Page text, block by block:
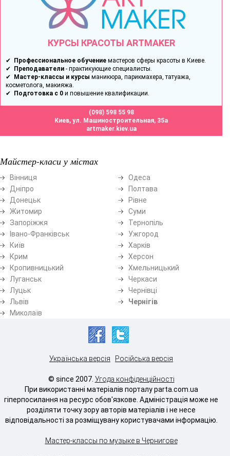
КУРСЫ КРАСОТЫ ARTMAKER
✔ Профессиональное обучение мастеров сферы красоты в Киеве.
✔ Преподаватели - практикующие специалисты.
✔ Мастер-классы и курсы маникюра, парикмахера, татуажа,
косметолога, макияжа.
✔ Подготовка с 0 и повышение квалификации.
(098) 598 55 98
Киев, ул. Машиностроительная, 35а
artmaker.kiev.ua
Майстер-класи у містах
Вінниця
Дніпро
Донецьк
Житомир
Запоріжжя
Івано-Франківськ
Київ
Крим
Кропивницький
Луганськ
Луцьк
Львів
Миколаїв
Одеса
Полтава
Рівне
Суми
Тернопіль
Ужгород
Харків
Херсон
Хмельницький
Черкаси
Чернівці
Чернігів
Українська версія Російська версія
© since 2007. Угода конфіденційності
При використанні матеріалів порталу parta.com.ua
гіперпосилання на ресурс обов'язкове. Адміністрація може не
розділяти точку зору авторів матеріалів і не несе
відповідальності за розміщувану користувачами інформацію.
Мастер-классы по музыке в Чернигове